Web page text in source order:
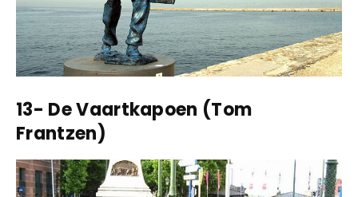
13- De Vaartkapoen (Tom
Frantzen)